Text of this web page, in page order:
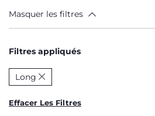
Masquer les filtres
Filtres appliqués
Long
Effacer Les Filtres